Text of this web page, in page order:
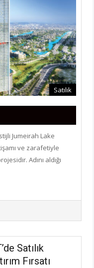
Satılık
Jumeirah Lake
ve zarafetiyle
Adını aldığı
Satılık
Fırsatı